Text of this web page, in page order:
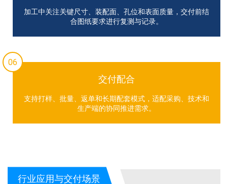
加工中关注关键尺寸、装配面、孔位和表面质量，交付前结
合图纸要求进行复测与记录。
06
交付配合
支持打样、批量、返单和长期配套模式，适配采购、技术和
生产端的协同推进需求。
行业应用与交付场景